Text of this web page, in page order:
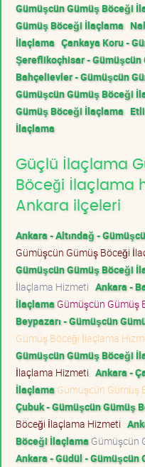
Gümüşcün Gümüş Böceği
Gümüş Böceği İlaçlama
İlaçlama Çankaya Koru -
Şereflikoçhisar -
Bahçelievler - Gümüşcün
Gümüşcün Gümüş Böceği
Gümüş Böceği İlaçlama
İlaçlama
Güçlü İlaçlama
Böceği İlaçlama
Ankara ilçeleri
Ankara - Altındağ -
Gümüşcün Gümüş Böceği
Gümüşcün Gümüş Böceği
İlaçlama Hizmeti Ankara -
İlaçlama Gümüşcün Gümüş
Beypazarı - Gümüşcün
Gümüş Böceği İlaçlama
Gümüşcün Gümüş Böceği
İlaçlama Hizmeti Ankara -
İlaçlama Gümüşcün Gümüş
Çubuk - Gümüşcün Gümüş
Böceği İlaçlama Hizmeti
Böceği İlaçlama Gümüşcün
Ankara - Güdül -